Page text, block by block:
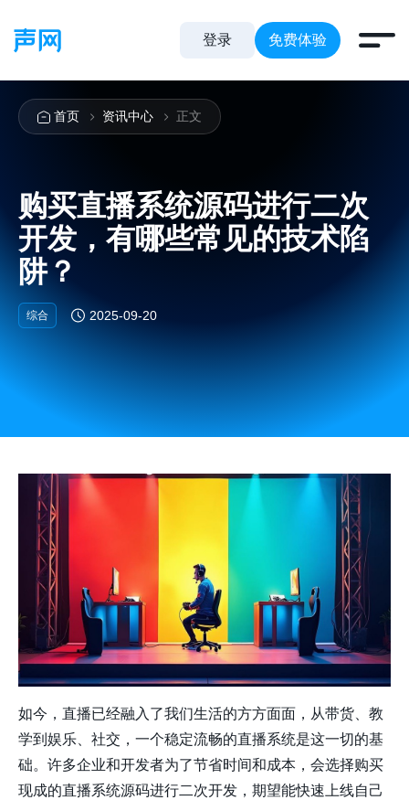
登录 免费体验
首页 资讯中心 正文
购买直播系统源码进行二次
开发，有哪些常见的技术陷
阱？
综合 2025-09-20
如今，直播已经融入了我们生活的方方面面，从带货、教
学到娱乐、社交，一个稳定流畅的直播系统是这一切的基
础。许多企业和开发者为了节省时间和成本，会选择购买
现成的直播系统源码进行二次开发，期望能快速上线自己